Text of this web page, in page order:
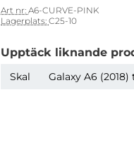
Art nr: A6-CURVE-PINK
Lagerplats: C25-10
Upptäck liknande
Skal Galaxy A6